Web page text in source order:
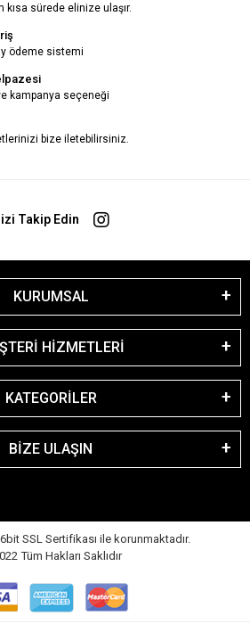
kısa sürede elinize ulaşır.
ödeme sistemi
kampanya seçeneği
bize iletebilirsiniz.
Takip Edin
KURUMSAL
HİZMETLERİ
KATEGORİLER
BİZE ULAŞIN
SSL Sertifikası ile korunmaktadır.
Tüm Hakları Saklıdır